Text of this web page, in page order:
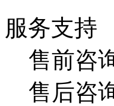
服务支持
售前咨
售后咨